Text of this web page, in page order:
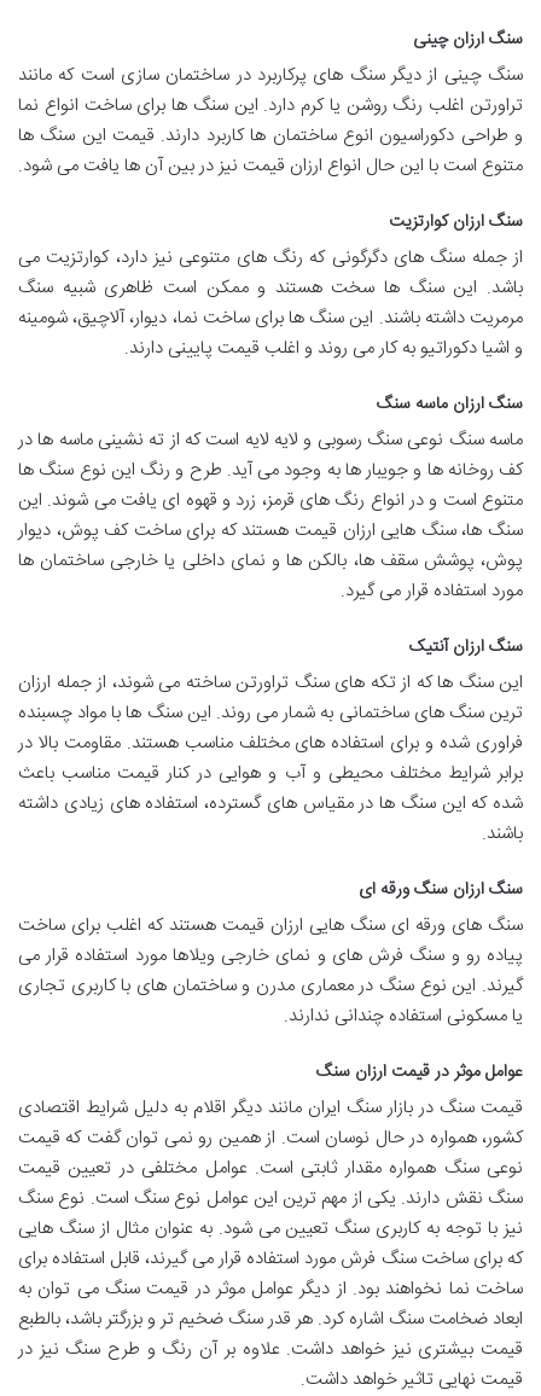
سنگ ارزان چینی
سنگ چینی از دیگر سنگ های پرکاربرد در ساختمان سازی است که مانند
تراورتن اغلب رنگ روشن یا کرم دارد. این سنگ ها برای ساخت انواع نما
و طراحی دکوراسیون انوع ساختمان ها کاربرد دارند. قیمت این سنگ ها
متنوع است با این حال انواع ارزان قیمت نیز در بین آن ها یافت می شود.
سنگ ارزان کوارتزیت
از جمله سنگ های دگرگونی که رنگ های متنوعی نیز دارد، کوارتزیت می
باشد. این سنگ ها سخت هستند و ممکن است ظاهری شبیه سنگ
مرمریت داشته باشند. این سنگ ها برای ساخت نما، دیوار، آلاچیق، شومینه
و اشیا دکوراتیو به کار می روند و اغلب قیمت پایینی دارند.
سنگ ارزان ماسه سنگ
ماسه سنگ نوعی سنگ رسوبی و لایه لایه است که از ته نشینی ماسه ها در
کف روخانه ها و جویبار ها به وجود می آید. طرح و رنگ این نوع سنگ ها
متنوع است و در انواع رنگ های قرمز، زرد و قهوه ای یافت می شوند. این
سنگ ها، سنگ هایی ارزان قیمت هستند که برای ساخت کف پوش، دیوار
پوش، پوشش سقف ها، بالکن ها و نمای داخلی یا خارجی ساختمان ها
مورد استفاده قرار می گیرد.
سنگ ارزان آنتیک
این سنگ ها که از تکه های سنگ تراورتن ساخته می شوند، از جمله ارزان
ترین سنگ های ساختمانی به شمار می روند. این سنگ ها با مواد چسبنده
فراوری شده و برای استفاده های مختلف مناسب هستند. مقاومت بالا در
برابر شرایط مختلف محیطی و آب و هوایی در کنار قیمت مناسب باعث
شده که این سنگ ها در مقیاس های گسترده، استفاده های زیادی داشته
باشند.
سنگ ارزان سنگ ورقه ای
سنگ های ورقه ای سنگ هایی ارزان قیمت هستند که اغلب برای ساخت
پیاده رو و سنگ فرش های و نمای خارجی ویلاها مورد استفاده قرار می
گیرند. این نوع سنگ در معماری مدرن و ساختمان های با کاربری تجاری
یا مسکونی استفاده چندانی ندارند.
عوامل موثر در قیمت ارزان سنگ
قیمت سنگ در بازار سنگ ایران مانند دیگر اقلام به دلیل شرایط اقتصادی
کشور، همواره در حال نوسان است. از همین رو نمی توان گفت که قیمت
نوعی سنگ همواره مقدار ثابتی است. عوامل مختلفی در تعیین قیمت
سنگ نقش دارند. یکی از مهم ترین این عوامل نوع سنگ است. نوع سنگ
نیز با توجه به کاربری سنگ تعیین می شود. به عنوان مثال از سنگ هایی
که برای ساخت سنگ فرش مورد استفاده قرار می گیرند، قابل استفاده برای
ساخت نما نخواهند بود. از دیگر عوامل موثر در قیمت سنگ می توان به
ابعاد ضخامت سنگ اشاره کرد. هر قدر سنگ ضخیم تر و بزرگتر باشد، بالطبع
قیمت بیشتری نیز خواهد داشت. علاوه بر آن رنگ و طرح سنگ نیز در
قیمت نهایی تاثیر خواهد داشت.